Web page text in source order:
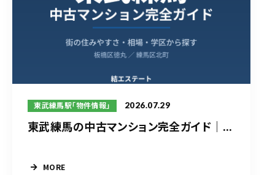
東武練馬駅「物件情報」 2026.07.29
東武練馬の中古マンション完全ガイド｜...
MORE